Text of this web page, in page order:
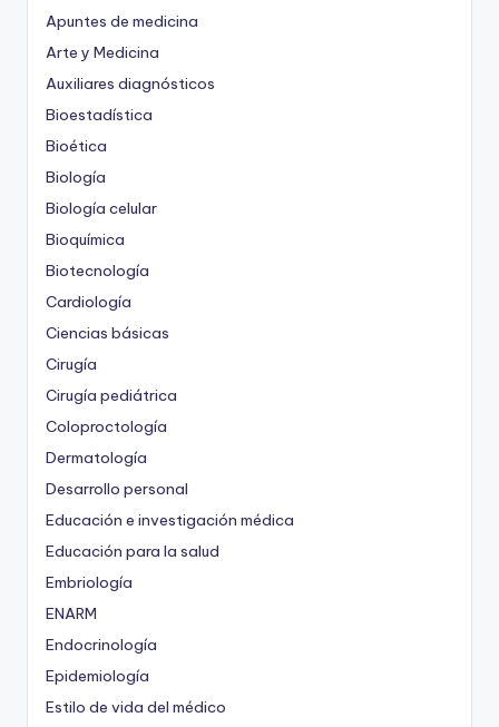
Apuntes de medicina
Arte y Medicina
Auxiliares diagnósticos
Bioestadística
Bioética
Biología
Biología celular
Bioquímica
Biotecnología
Cardiología
Ciencias básicas
Cirugía
Cirugía pediátrica
Coloproctología
Dermatología
Desarrollo personal
Educación e investigación médica
Educación para la salud
Embriología
ENARM
Endocrinología
Epidemiología
Estilo de vida del médico